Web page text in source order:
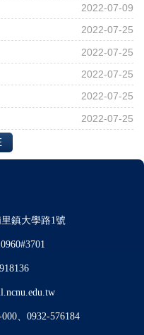
2022-07-09
2022-07-25
2022-07-25
2022-07-25
2022-07-25
2022-07-25
鎮大學路1號
、0932-576184